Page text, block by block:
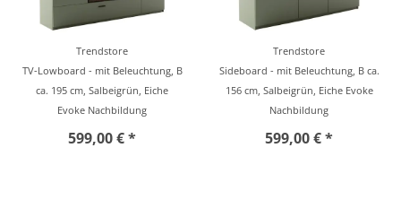
Trendstore
TV-Lowboard - mit Beleuchtung, B
ca. 195 cm, Salbeigrün, Eiche
Evoke Nachbildung
599,00 € *
Trendstore
Sideboard - mit Beleuchtung, B ca.
156 cm, Salbeigrün, Eiche Evoke
Nachbildung
599,00 € *